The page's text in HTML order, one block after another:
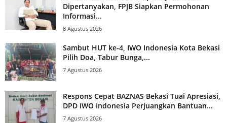
Dipertanyakan, FPJB Siapkan Permohonan
Informasi...
8 Agustus 2026
Sambut HUT ke-4, IWO Indonesia Kota Bekasi
Pilih Doa, Tabur Bunga,...
7 Agustus 2026
Respons Cepat BAZNAS Bekasi Tuai Apresiasi,
DPD IWO Indonesia Perjuangkan Bantuan...
7 Agustus 2026